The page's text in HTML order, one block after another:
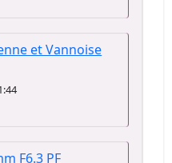
et Vannoise
F6.3 PF